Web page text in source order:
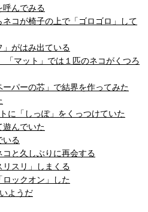
呼んでみる
コが椅子の上で「ゴロゴロ」して
がはみ出ている
「マット」では１匹のネコがくつろ
パーの芯」で結界を作ってみた
に「しっぽ」をくっつけていた
遊んでいた
いる
と久しぶりに再会する
スリ」しまくる
ックオン」した
ようだ